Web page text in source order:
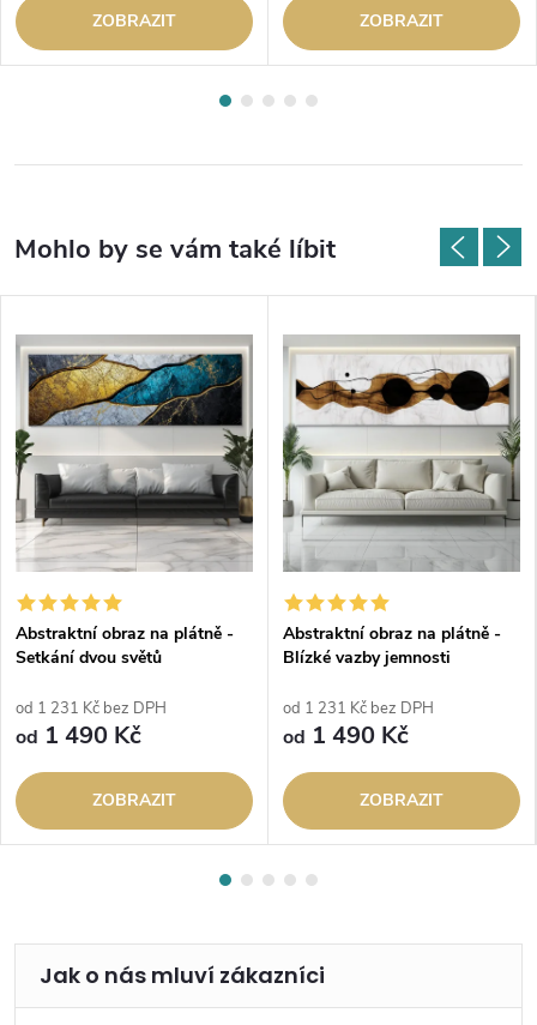
ZOBRAZIT ZOBRAZIT
Abstraktní obraz na plátně -
Setkání dvou světů
od 1 231 Kč bez DPH
od 1 490 Kč
ZOBRAZIT
Abstraktní obraz na plátně -
Blízké vazby jemnosti
od 1 231 Kč bez DPH
od 1 490 Kč
ZOBRAZIT